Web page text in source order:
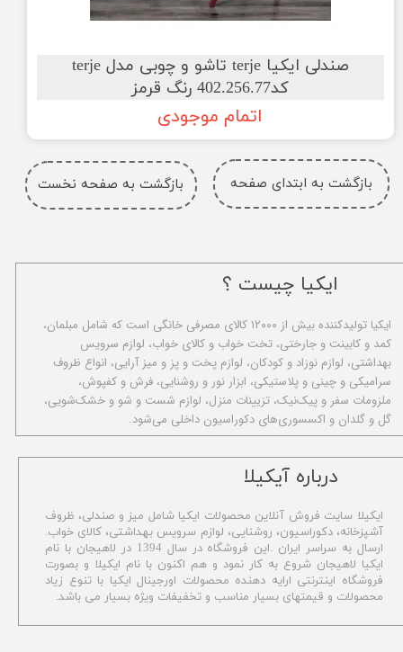
صندلی ایکیا terje تاشو و چوبی مدل terje
کد402.256.77 رنگ قرمز
اتمام موجودی
بازگشت به صفحه نخست بازگشت به ابتدای صفحه
​درباره آیکیلا
ایکیلا سایت فروش آنلاین محصولات ایکیا شامل میز و صندلی، ظروف
آشپزخانه، دکوراسیون، روشنایی، لوازم سرویس بهداشتی، کالای خواب.
ارسال به سراسر ایران .این فروشگاه در سال 1394 در لاهیجان با نام
ایکیا لاهیجان شروع به کار نمود و هم اکنون با نام ایکیلا و بصورت
فروشگاه اینترنتی ارایه دهنده محصولات اورجینال ایکیا با تنوع زیاد
محصولات و قیمتهای بسیار مناسب و تخفیفات ویژه بسیار می باشد.
ایکیا چیست ؟
ا​یکیا تولیدکننده بیش از ۱۲۰۰۰ کالای مصرفی خانگی است که شامل مبلمان،
کمد و کابینت و جارختی، تخت خواب و کالای خواب، لوازم سرویس
بهداشتی، لوازم نوزاد و کودکان، لوازم پخت و پز و میز آرایی، انواع ظروف
سرامیکی و چینی و پلاستیکی، ابزار نور و روشنایی، فرش و کفپوش،
ملزومات سفر و پیک‌نیک، تزیینات منزل، لوازم شست و شو و خشک‌شویی،
گل و گلدان و اکسسوری‌های دکوراسیون داخلی می‌شود.